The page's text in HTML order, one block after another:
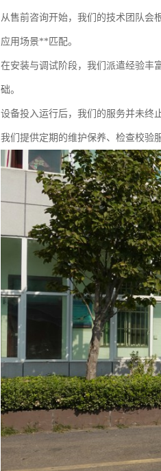
从售前咨询开始，我们的技术团队会
应用场景**匹配。
在安装与调试阶段，我们派遣经验丰
础。
设备投入运行后，我们的服务并未终止
我们提供定期的维护保养、检查校验